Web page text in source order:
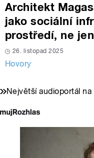
Architekt
jako sociální
prostředí, ne
26. listopad 2025
Hovory
Největší audioportál